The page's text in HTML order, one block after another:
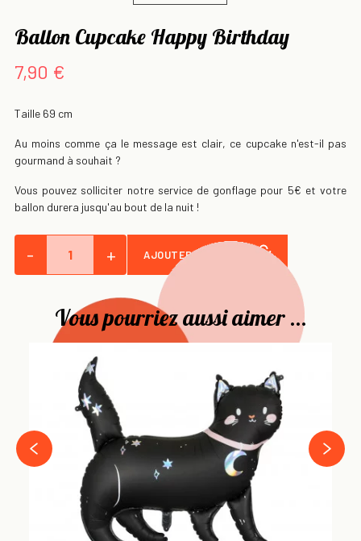
Ballon Cupcake Happy Birthday
7,90 €
Taille 69 cm
Au moins comme ça le message est clair, ce cupcake n'est-il pas
gourmand à souhait ?
Vous pouvez solliciter notre service de gonflage pour 5€ et votre
ballon durera jusqu'au bout de la nuit !
- + AJOUTER AU PANIER
Vous pourriez aussi aimer ...
‹
›